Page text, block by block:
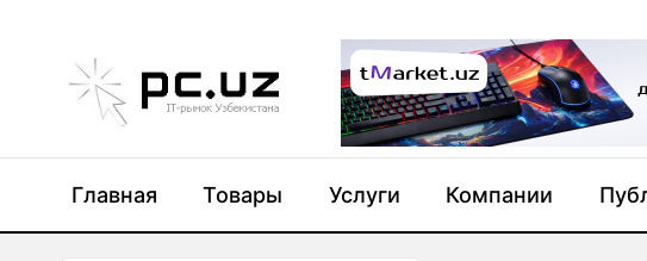
Главная Товары Услуги Компании